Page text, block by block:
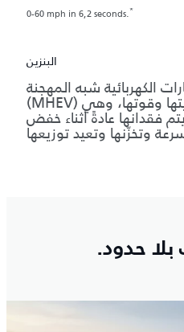
0-60 mph in 6,2 seconds.*
البنزين
الكهربائية شبه المهجنة
(MHEV) التي نقدّمها بفعاليتها وقوتها، وهي
فقدانها عادةً أثناء خفض
بلا حدود.